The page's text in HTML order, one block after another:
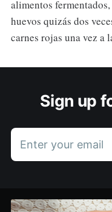
alimentos
huevos quizás dos
carnes rojas una vez a
Sign up
Enter your email